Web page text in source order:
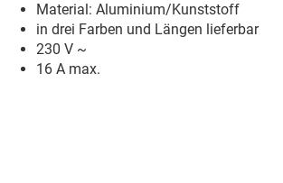
Material: Aluminium/Kunststoff
in drei Farben und Längen lieferbar
230 V ~
16 A max.